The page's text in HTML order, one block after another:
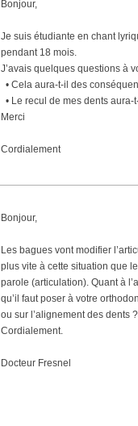
Bonjour,
Je suis étudiante en chant
pendant 18 mois.
J’avais quelques questions à
• Cela aura-t-il des
• Le recul de mes dents
Merci
Cordialement
Bonjour,
Les bagues vont modifier
plus vite à cette situation que
parole (articulation). Quant à
qu’il faut poser à votre
ou sur l’alignement des dents
Cordialement.
Docteur Fresnel